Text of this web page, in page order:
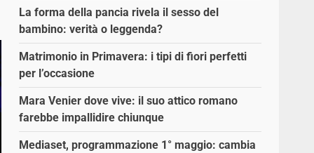
La forma della pancia rivela il sesso del
bambino: verità o leggenda?
Matrimonio in Primavera: i tipi di fiori perfetti
per l’occasione
Mara Venier dove vive: il suo attico romano
farebbe impallidire chiunque
Mediaset, programmazione 1° maggio: cambia